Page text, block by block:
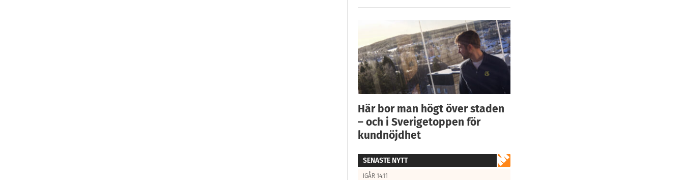
Här bor man högt över staden
– och i Sverigetoppen för
kundnöjdhet
SENASTE NYTT
IGÅR 14:11